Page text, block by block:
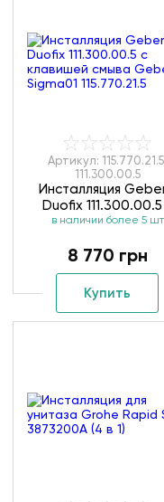
Артикул:
111.300.00.5
Инсталляция
Duofix
клавишей смыва
в наличии более 5 шт
8 770 грн
Купить